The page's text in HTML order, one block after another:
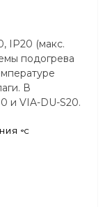
IP20 (макс.
подогрева
В
и VIA-DU-S20.
°С